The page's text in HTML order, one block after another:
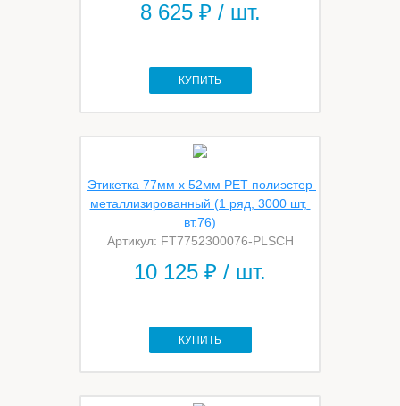
8 625₽ / шт.
КУПИТЬ
Этикетка 77мм х 52мм PET полиэстер
металлизированный (1 ряд, 3000 шт,
вт.76)
Артикул: FT7752300076-PLSCH
10 125 ₽ / шт.
КУПИТЬ